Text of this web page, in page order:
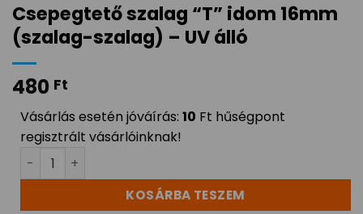
Csepegtető szalag “T” idom 16mm
(szalag-szalag) – UV álló
480 Ft
Vásárlás esetén jóváírás: 10 Ft hűségpont
regisztrált vásárlóinknak!
Csepegtető szalag "T" idom 16mm (szalag-szalag) -
KOSÁRBA TESZEM